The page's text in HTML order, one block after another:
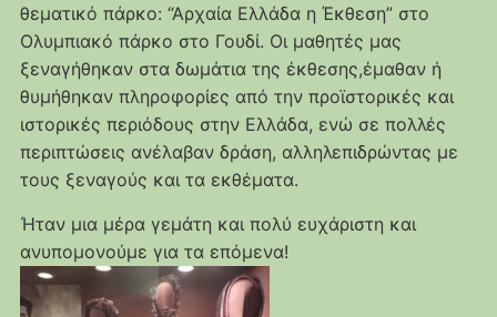
θεματικό πάρκο: “Αρχαία Ελλάδα η Έκθεση” στο
Ολυμπιακό πάρκο στο Γουδί. Οι μαθητές μας
ξεναγήθηκαν στα δωμάτια της έκθεσης,έμαθαν ή
θυμήθηκαν πληροφορίες από την προϊστορικές και
ιστορικές περιόδους στην Ελλάδα, ενώ σε πολλές
περιπτώσεις ανέλαβαν δράση, αλληλεπιδρώντας με
τους ξεναγούς και τα εκθέματα.
Ήταν μια μέρα γεμάτη και πολύ ευχάριστη και
ανυπομονούμε για τα επόμενα!